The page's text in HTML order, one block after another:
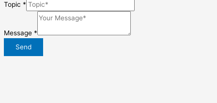
Topic *
Message *
Send